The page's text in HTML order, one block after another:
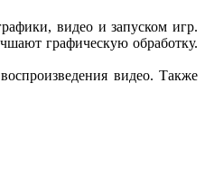
видео и запуском игр.
графическую обработку.
видео. Также